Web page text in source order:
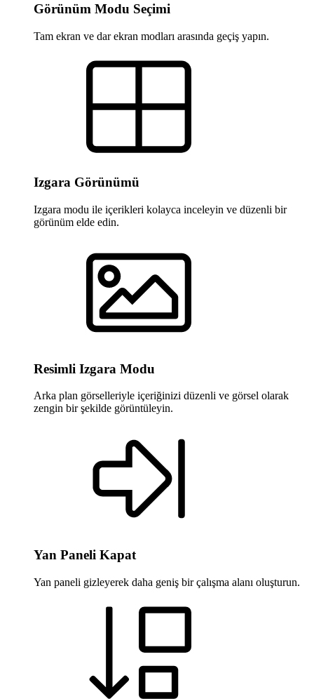
Görünüm Modu Seçimi
Tam ekran ve dar ekran modları arasında geçiş yapın.
Izgara Görünümü
Izgara modu ile içerikleri kolayca inceleyin ve düzenli bir
görünüm elde edin.
Resimli Izgara Modu
Arka plan görselleriyle içeriğinizi düzenli ve görsel olarak
zengin bir şekilde görüntüleyin.
Yan Paneli Kapat
Yan paneli gizleyerek daha geniş bir çalışma alanı oluşturun.